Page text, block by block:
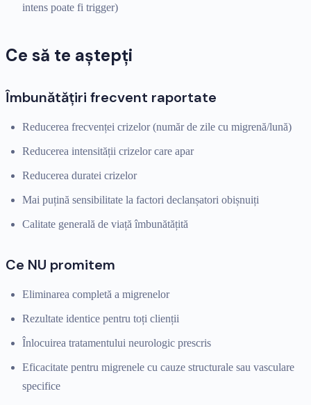
intens poate fi trigger)
Ce să te aștepți
Îmbunătățiri frecvent raportate
Reducerea frecvenței crizelor (număr de zile cu migrenă/lună)
Reducerea intensității crizelor care apar
Reducerea duratei crizelor
Mai puțină sensibilitate la factori declanșatori obișnuiți
Calitate generală de viață îmbunătățită
Ce NU promitem
Eliminarea completă a migrenelor
Rezultate identice pentru toți clienții
Înlocuirea tratamentului neurologic prescris
Eficacitate pentru migrenele cu cauze structurale sau vasculare
specifice